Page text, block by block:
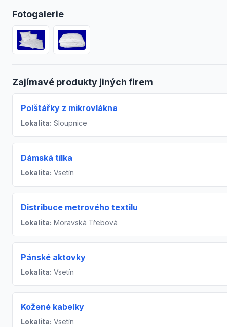
Fotogalerie
Zajímavé produkty jiných firem
Polštářky z mikrovlákna
Lokalita: Sloupnice
Dámská tílka
Lokalita: Vsetín
Distribuce metrového textilu
Lokalita: Moravská Třebová
Pánské aktovky
Lokalita: Vsetín
Kožené kabelky
Lokalita: Vsetín